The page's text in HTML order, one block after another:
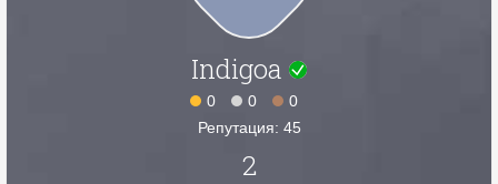
Indigoa
0 0
0
Репутация: 45
2